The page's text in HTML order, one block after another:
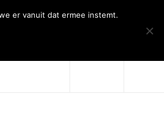
er vanuit dat ermee instemt.